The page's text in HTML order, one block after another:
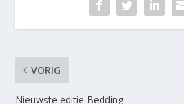
VORIG
Nieuwste editie Bedding